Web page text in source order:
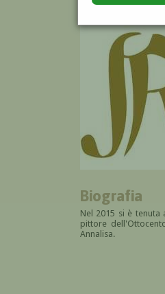
Biografia
Nel 2015 si è tenuta
pittore
Annalisa.